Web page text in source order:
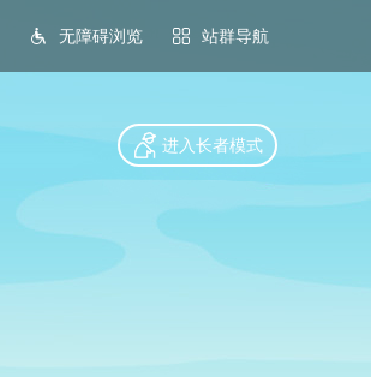
无障碍浏览 站群导航
进入长者模式